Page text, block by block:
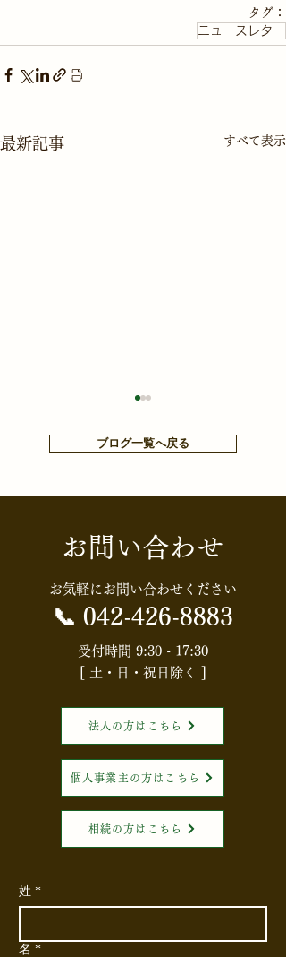
タグ：
ニュースレター
最新記事 すべて表示
【知らないと損する⁉お金
や税金ニュース】【消費
税】食料品の消費税はど
うなる？「実質ゼロ化」
案の全体像
ブログ一覧へ戻る
お問い合わせ
お気軽にお問い合わせください
📞 042-426-8883
受付時間 9:30 - 17:30
[ 土・日・祝日除く ]
法人の方はこちら
個人事業主の方はこちら
相続の方はこちら
姓 *
名 *